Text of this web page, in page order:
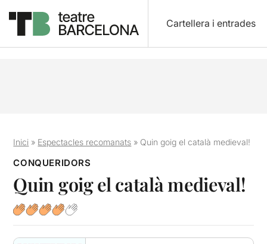
Cartellera i entrades
Inici » Espectacles recomanats » Quin goig el català medieval!
CONQUERIDORS
Quin goig el català medieval!